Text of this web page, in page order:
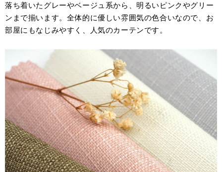
落ち着いたグレーやベージュ系から、明るいピンクやグリー
ンまで揃います。全体的に優しい雰囲気の色合いなので、お
部屋にもなじみやすく、人気のカーテンです。